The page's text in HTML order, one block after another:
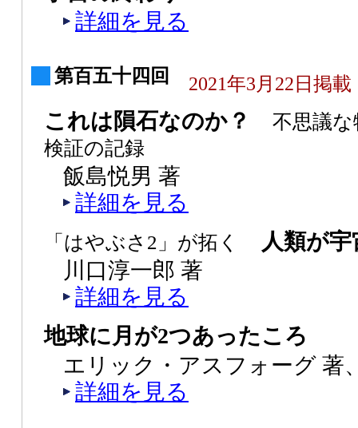
詳細を見る
第百五十四回 2021年3月22日掲載
これは隕石なのか？ 不思議
検証の記録
飯島悦男 著
詳細を見る
「はやぶさ2」が拓く
人類が宇
川口淳一郎 著
詳細を見る
地球に月が2つあったころ
エリック・アスフォーグ 著
詳細を見る